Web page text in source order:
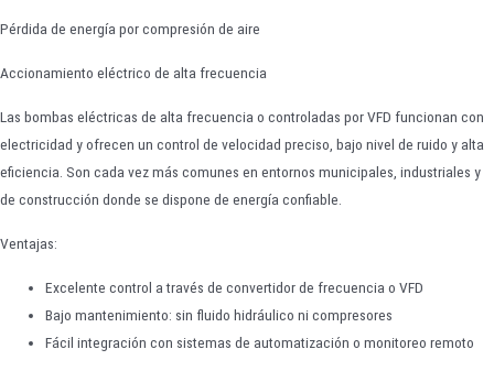
Pérdida de energía por compresión de aire
Accionamiento eléctrico de alta frecuencia
Las bombas eléctricas de alta frecuencia o controladas por VFD funcionan con
electricidad y ofrecen un control de velocidad preciso, bajo nivel de ruido y alta
eficiencia. Son cada vez más comunes en entornos municipales, industriales y
de construcción donde se dispone de energía confiable.
Ventajas:
Excelente control a través de convertidor de frecuencia o VFD
Bajo mantenimiento: sin fluido hidráulico ni compresores
Fácil integración con sistemas de automatización o monitoreo remoto